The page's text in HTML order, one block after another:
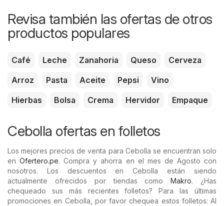
Revisa también las ofertas de otros
productos populares
Café Leche Zanahoria Queso
Cerveza
Arroz
Pasta Aceite Pepsi
Vino
Hierbas
Bolsa Crema Hervidor Empaque
Cebolla ofertas en folletos
Los mejores precios de venta para Cebolla se encuentran solo
enOfertero.pe. Compra y ahorra en el mes de Agosto con
nosotros. Los descuentos en Cebolla están siendo
actualmente ofrecidos por tiendas comoMakro. ¿Has
chequeado sus más recientes folletos? Para las últimas
promociones en Cebolla, por favor chequea estos folletos: Al